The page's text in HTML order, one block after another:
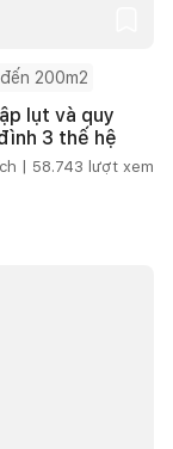
200m2
lụt và quy
3 thế hệ
| 58.743 lượt xem